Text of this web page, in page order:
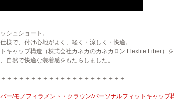
シュショート。
様で、付け心地がよく、軽く・涼しく・快適。
キャップ構造（株式会社カネカのカネカロン Flexlite Fiber）
自然で快適な装着感をもたらしました。
＋＋＋＋＋＋＋＋＋＋＋＋＋＋＋＋＋＋＋＋
ー/モノフィラメント・クラウン/パーソナルフィットキャップ